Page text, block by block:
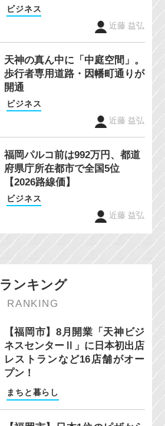
ビジネス
近藤 益弘
天神の真ん中に「中庭空間」。
歩行者専用道路・因幡町通りが
開通
ビジネス
近藤 益弘
福岡パルコ前は992万円、都道
府県庁所在都市で全国5位
【2026路線価】
ビジネス
近藤 益弘
ランキング
RANKING
【福岡市】8月開業「天神ビジ
ネスセンターⅡ」に日本初出店
レストランなど16店舗がオー
プン！
まちと暮らし